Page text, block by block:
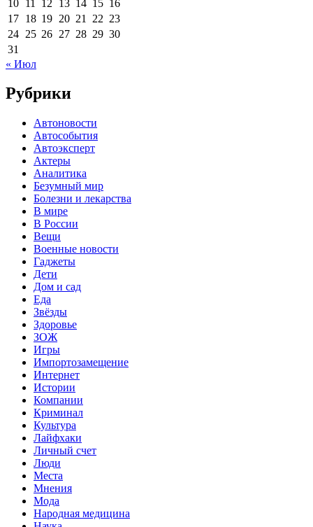
10 11 12 13 14 15 16
17 18 19 20 21 22 23
24 25 26 27 28 29 30
31
« Июл
Рубрики
Автоновости
Автособытия
Автоэксперт
Актеры
Аналитика
Безумный мир
Болезни и лекарства
В мире
В России
Вещи
Военные новости
Гаджеты
Дети
Дом и сад
Еда
Звёзды
Здоровье
ЗОЖ
Игры
Импортозамещение
Интернет
Истории
Компании
Криминал
Культура
Лайфхаки
Личный счет
Люди
Места
Мнения
Мода
Народная медицина